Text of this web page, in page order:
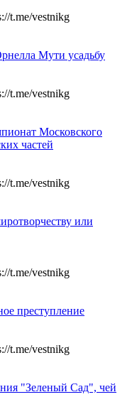
t.me/vestnikg
Мути усадьбу
t.me/vestnikg
Московского
частей
t.me/vestnikg
или
t.me/vestnikg
преступление
t.me/vestnikg
"Зеленый Сад", чей